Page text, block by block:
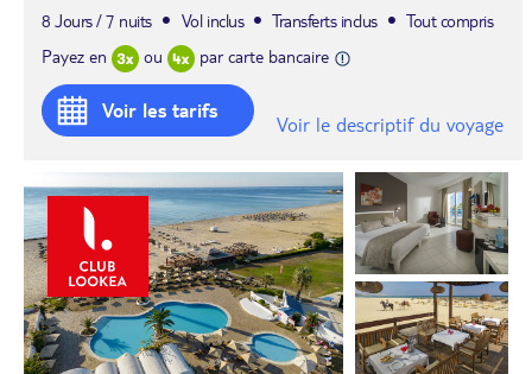
8 Jours / 7 nuits
Vol inclus Transferts inclus
Tout compris
Payez en
ou par carte bancaire
Voir les tarifs
Voir le descriptif du voyage